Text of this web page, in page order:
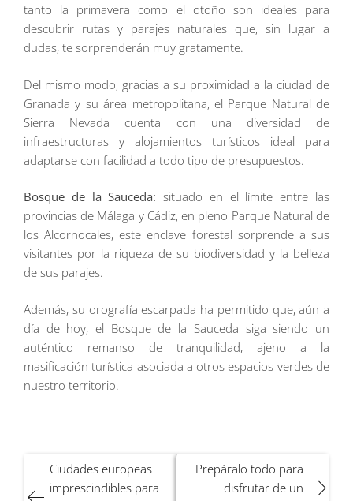
tanto la primavera como el otoño son ideales para
descubrir rutas y parajes naturales que, sin lugar a
dudas, te sorprenderán muy gratamente.
Del mismo modo, gracias a su proximidad a la ciudad de
Granada y su área metropolitana, el Parque Natural de
Sierra Nevada cuenta con una diversidad de
infraestructuras y alojamientos turísticos ideal para
adaptarse con facilidad a todo tipo de presupuestos.
Bosque de la Sauceda: situado en el límite entre las
provincias de Málaga y Cádiz, en pleno Parque Natural de
los Alcornocales, este enclave forestal sorprende a sus
visitantes por la riqueza de su biodiversidad y la belleza
de sus parajes.
Además, su orografía escarpada ha permitido que, aún a
día de hoy, el Bosque de la Sauceda siga siendo un
auténtico remanso de tranquilidad, ajeno a la
masificación turística asociada a otros espacios verdes de
nuestro territorio.
Navegación
Ciudades europeas
imprescindibles para
Prepáralo todo para
disfrutar de un